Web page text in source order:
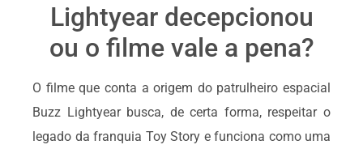
Lightyear decepcionou
ou o filme vale a pena?
O filme que conta a origem do patrulheiro espacial
Buzz Lightyear busca, de certa forma, respeitar o
legado da franquia Toy Story e funciona como uma